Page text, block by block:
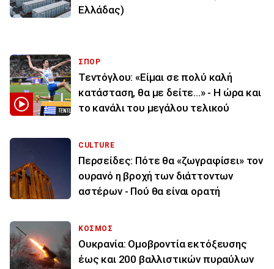
Ελλάδας)
ΣΠΟΡ
Τεντόγλου: «Είμαι σε πολύ καλή
κατάσταση, θα με δείτε...» - Η ώρα και
το κανάλι του μεγάλου τελικού
CULTURE
Περσείδες: Πότε θα «ζωγραφίσει» τον
ουρανό η βροχή των διάττοντων
αστέρων - Πού θα είναι ορατή
ΚΟΣΜΟΣ
Ουκρανία: Ομοβροντία εκτόξευσης
έως και 200 βαλλιστικών πυραύλων